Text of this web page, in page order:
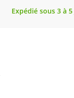
Expédié sous 3 à 5